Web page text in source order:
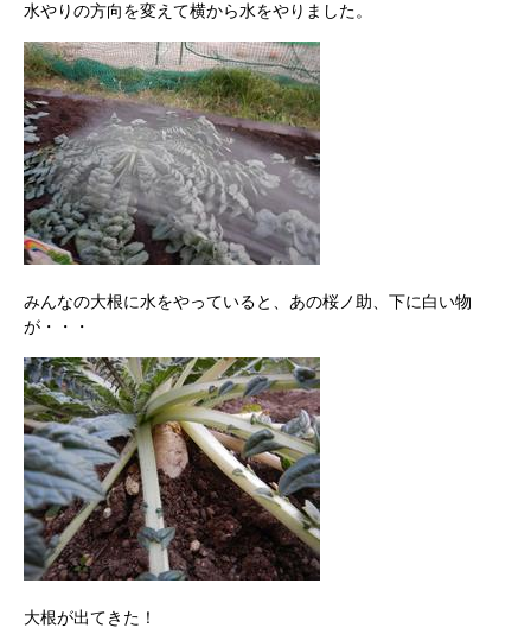
水やりの方向を変えて横から水をやりました。
みんなの大根に水をやっていると、あの桜ノ助、下に白い物
が・・・
大根が出てきた！